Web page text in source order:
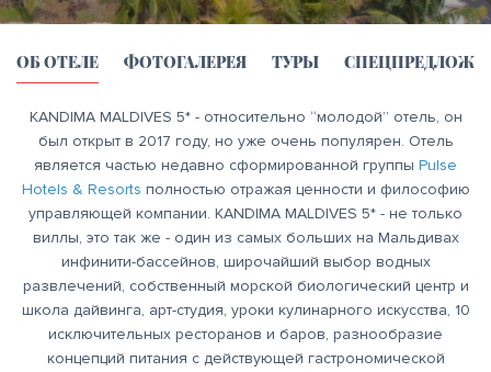
ОБ ОТЕЛЕ ФОТОГАЛЕРЕЯ ТУРЫ
KANDIMA MALDIVES 5* - относительно “молодой” отель, он
был открыт в 2017 году, но уже очень популярен. Отель
является частью недавно сформированной группы Pulse
Hotels & Resorts полностью отражая ценности и философию
управляющей компании. KANDIMA MALDIVES 5* - не только
виллы, это так же - один из самых больших на Мальдивах
инфинити-бассейнов, широчайший выбор водных
развлечений, собственный морской биологический центр и
школа дайвинга, арт-студия, уроки кулинарного искусства, 10
исключительных ресторанов и баров, разнообразие
концепций питания с действующей гастрономической